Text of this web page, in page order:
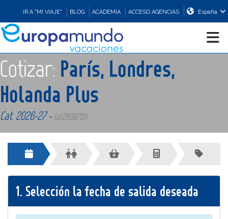
IR A "MI VIAJE" BLOG ACADEMIA ACCESO AGENCIAS España
CRUCEROS
PROMOCIONES
Cotizar: París, Londres,
Holanda Plus
Cat. 2026-27 - (id:2608713)
1. Selección la fecha de salida deseada